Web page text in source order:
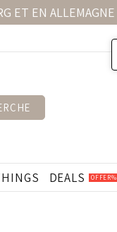
ET EN ALLEMAGNE
DEALS OFFER%